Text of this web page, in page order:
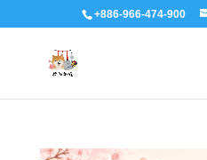
+886-966-474-900